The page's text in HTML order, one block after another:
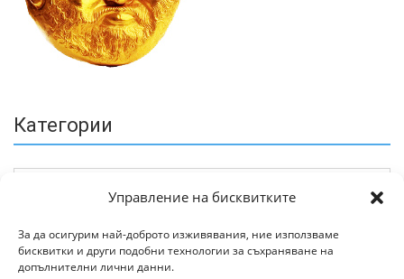
Управление на бисквитките
За да осигурим най-доброто изживявания, ние използваме
бисквитки и други подобни технологии за съхраняване на
допълнителни лични данни.
Категории
Архив